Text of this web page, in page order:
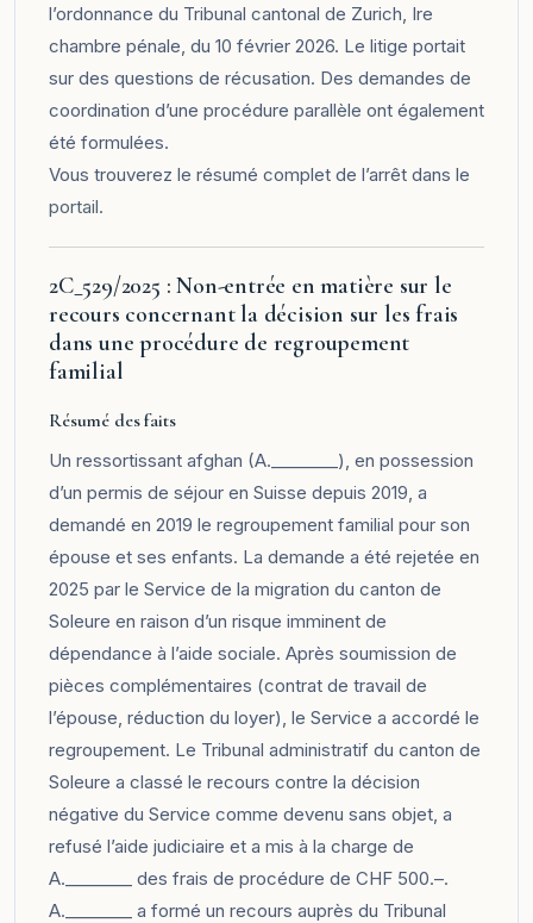
l’ordonnance du Tribunal cantonal de Zurich, Ire
chambre pénale, du 10 février 2026. Le litige portait
sur des questions de récusation. Des demandes de
coordination d’une procédure parallèle ont également
été formulées.
Vous trouverez le résumé complet de l’arrêt dans le
portail.
2C_529/2025 : Non-entrée en matière sur le
recours concernant la décision sur les frais
dans une procédure de regroupement
familial
Résumé des faits
Un ressortissant afghan (A.________), en possession
d’un permis de séjour en Suisse depuis 2019, a
demandé en 2019 le regroupement familial pour son
épouse et ses enfants. La demande a été rejetée en
2025 par le Service de la migration du canton de
Soleure en raison d’un risque imminent de
dépendance à l’aide sociale. Après soumission de
pièces complémentaires (contrat de travail de
l’épouse, réduction du loyer), le Service a accordé le
regroupement. Le Tribunal administratif du canton de
Soleure a classé le recours contre la décision
négative du Service comme devenu sans objet, a
refusé l’aide judiciaire et a mis à la charge de
A.________ des frais de procédure de CHF 500.–.
A.________ a formé un recours auprès du Tribunal